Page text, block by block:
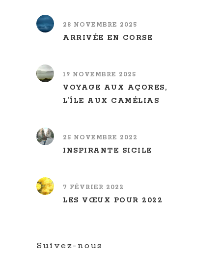
28 NOVEMBRE 2025
ARRIVÉE EN CORSE
19 NOVEMBRE 2025
VOYAGE AUX AÇORES,
L’ÎLE AUX CAMÉLIAS
25 NOVEMBRE 2022
INSPIRANTE SICILE
7 FÉVRIER 2022
LES VŒUX POUR 2022
Suivez-nous